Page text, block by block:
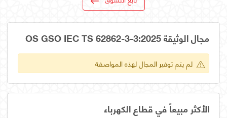
مجال الوثيقة OS GSO IEC TS 62862-3-3:2025
لم يتم توفير المجال لهذه المواصفة
الأكثر مبيعاً في قطاع الكهرباء